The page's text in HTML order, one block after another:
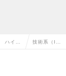
ハイク 技術系（I